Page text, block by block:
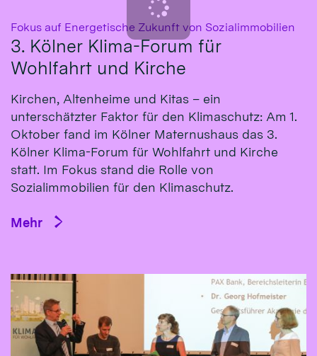
Fokus auf Energetische Zukunft von Sozialimmobilien
3. Kölner Klima-Forum für
Wohlfahrt und Kirche
Kirchen, Altenheime und Kitas – ein
unterschätzter Faktor für den Klimaschutz: Am 1.
Oktober fand im Kölner Maternushaus das 3.
Kölner Klima-Forum für Wohlfahrt und Kirche
statt. Im Fokus stand die Rolle von
Sozialimmobilien für den Klimaschutz.
Mehr